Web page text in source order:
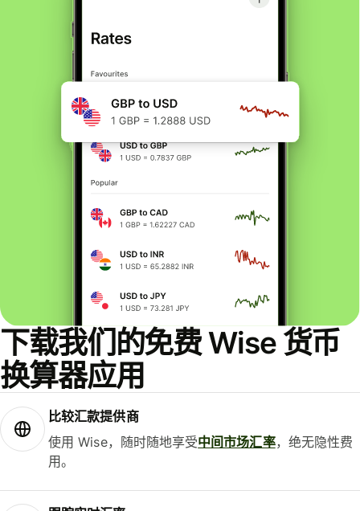
下载我们的免费 Wise 货币
换算器应用
比较汇款提供商
使用 Wise，随时随地享受中间市场汇率，绝无隐性费
用。